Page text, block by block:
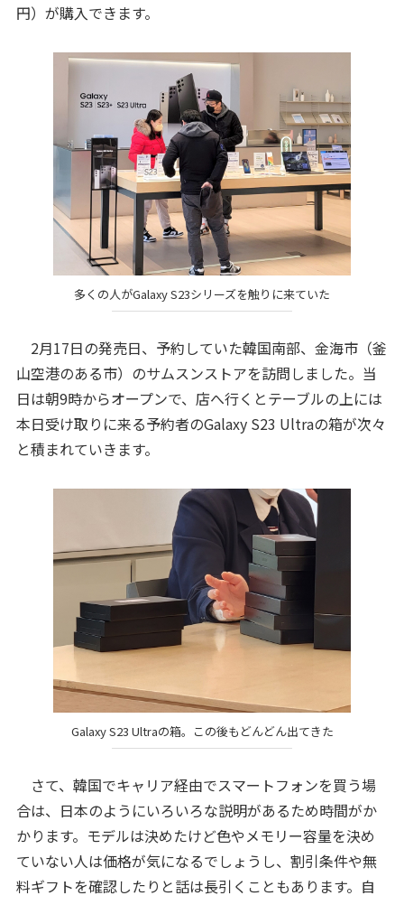
円）が購入できます。
多くの人がGalaxy S23シリーズを触りに来ていた
2月17日の発売日、予約していた韓国南部、金海市（釜
山空港のある市）のサムスンストアを訪問しました。当
日は朝9時からオープンで、店へ行くとテーブルの上には
本日受け取りに来る予約者のGalaxy S23 Ultraの箱が次々
と積まれていきます。
Galaxy S23 Ultraの箱。この後もどんどん出てきた
さて、韓国でキャリア経由でスマートフォンを買う場
合は、日本のようにいろいろな説明があるため時間がか
かります。モデルは決めたけど色やメモリー容量を決め
ていない人は価格が気になるでしょうし、割引条件や無
料ギフトを確認したりと話は長引くこともあります。自